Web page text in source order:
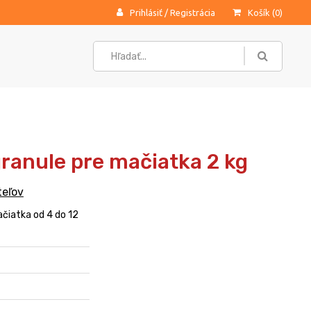
Prihlásiť / Registrácia Košík (0)
pre mačiatka 2 kg
od 4 do 12